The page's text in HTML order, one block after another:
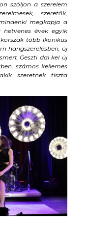
szóljon a szerelem
szeretők,
megkapja a
évek egyik
több ikonikus
hangszerelésben, új
Geszti dal kel új
számos kellemes
szeretnek tiszta